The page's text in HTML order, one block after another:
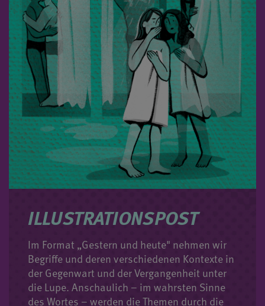
ILLUSTRATIONSPOST
Im Format „Gestern und heute" nehmen wir
Begriffe und deren verschiedenen Kontexte in
der Gegenwart und der Vergangenheit unter
die Lupe. Anschaulich – im wahrsten Sinne
des Wortes – werden die Themen durch die